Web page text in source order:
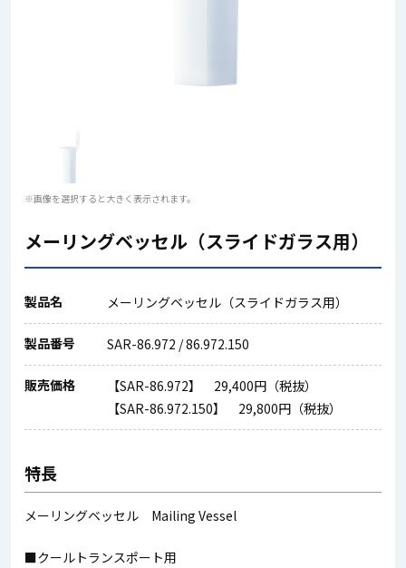
※画像を選択すると大きく表示されます。
メーリングベッセル（スライドガラス用）
製品名 メーリングベッセル（スライドガラス用）
製品番号 SAR-86.972 / 86.972.150
販売価格
【SAR-86.972】 29,400円（税抜）
【SAR-86.972.150】 29,800円（税抜）
特長
メーリングベッセル Mailing Vessel
■クールトランスポート用